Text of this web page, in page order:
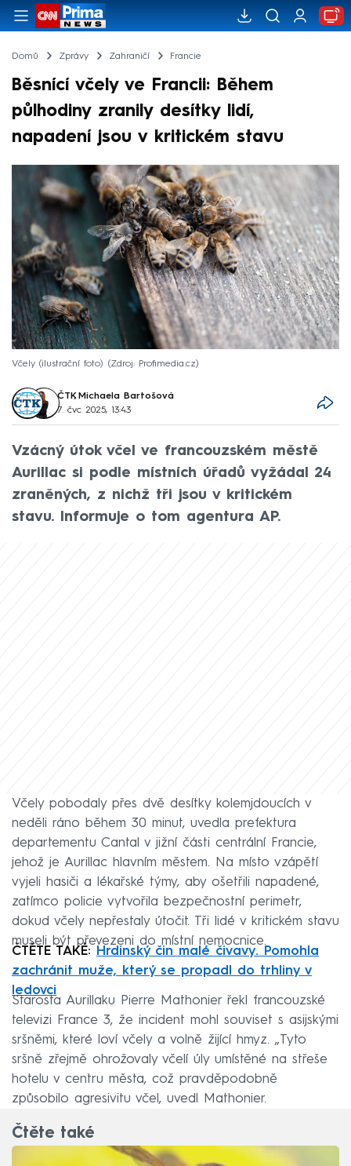
Domů Zprávy Zahraničí Francie
Běsnící včely ve Francii: Během
půlhodiny zranily desítky lidí,
napadení jsou v kritickém stavu
Včely (ilustrační foto) Zdroj: Profimedia.cz
ČTK, Michaela Bartošová
7. čvc 2025, 13:43
Vzácný útok včel ve francouzském městě
Aurillac si podle místních úřadů vyžádal 24
zraněných, z nichž tři jsou v kritickém
stavu. Informuje o tom agentura AP.
Včely pobodaly přes dvě desítky kolemjdoucích v
neděli ráno během 30 minut, uvedla prefektura
departementu Cantal v jižní části centrální Francie,
jehož je Aurillac hlavním městem. Na místo vzápětí
vyjeli hasiči a lékařské týmy, aby ošetřili napadené,
zatímco policie vytvořila bezpečnostní perimetr,
dokud včely nepřestaly útočit. Tři lidé v kritickém stavu
museli být převezeni do místní nemocnice.
ČTĚTE TAKÉ:
Hrdinský čin malé čivavy. Pomohla
zachránit muže, který se propadl do trhliny v
ledovci
Starosta Aurillaku Pierre Mathonier řekl francouzské
televizi France 3, že incident mohl souviset s asijskými
sršněmi, které loví včely a volně žijící hmyz. „Tyto
sršně zřejmě ohrožovaly včelí úly umístěné na střeše
hotelu v centru města, což pravděpodobně
způsobilo agresivitu včel, uvedl Mathonier.
Čtěte také